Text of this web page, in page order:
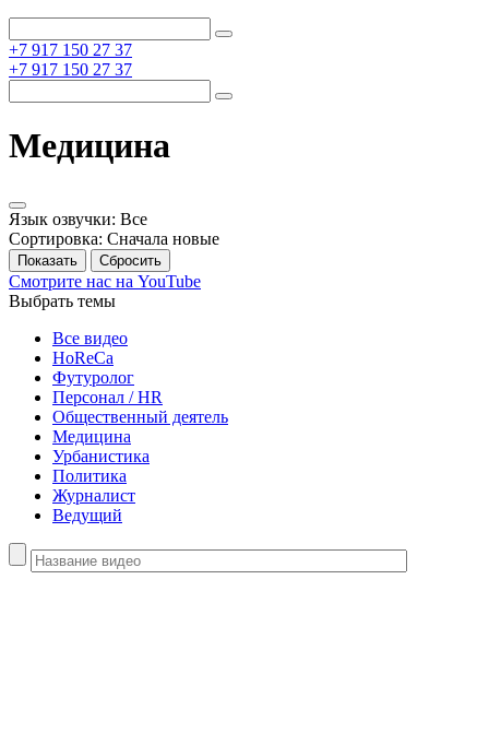
+7 917 150 27 37
+7 917 150 27 37
Медицина
Язык озвучки: Все
Сортировка: Сначала новые
Смотрите нас на YouTube
Выбрать темы
Все видео
HoReCa
Футуролог
Персонал / HR
Общественный деятель
Медицина
Урбанистика
Политика
Журналист
Ведущий